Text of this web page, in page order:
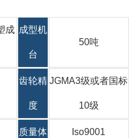
成 成型机
台
50吨
齿轮精
度
JGMA3级或者国标
10级
质量体 Iso9001